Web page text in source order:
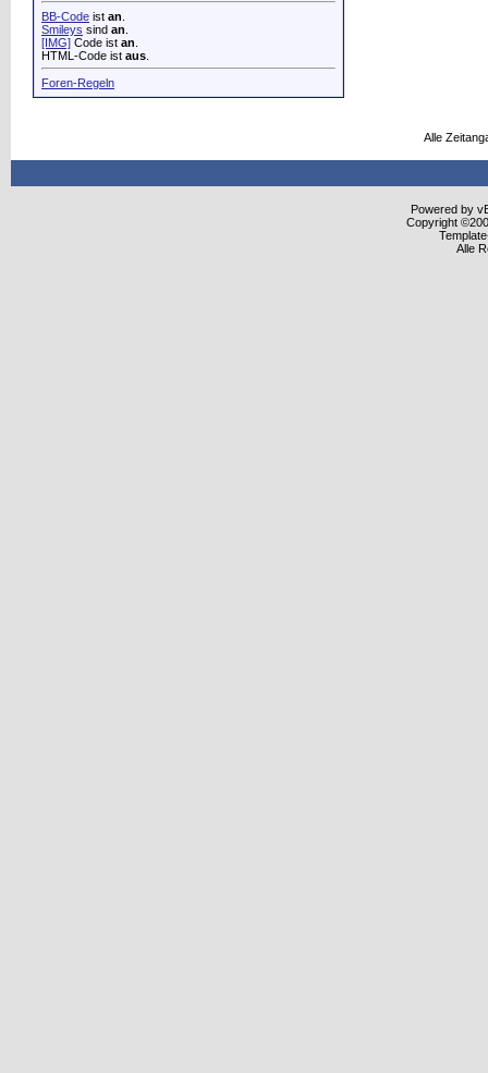
BB-Code ist an
Smileys sind an
[IMG] Code ist an
HTML-Code ist aus
Foren-Regeln
Alle
Powered by
Copyright
Alle